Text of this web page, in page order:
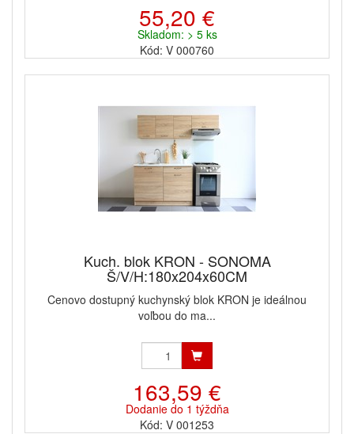
55,20 €
Skladom: > 5 ks
Kód: V 000760
Kuch. blok KRON - SONOMA
Š/V/H:180x204x60CM
Cenovo dostupný kuchynský blok KRON je ideálnou
voľbou do ma...
163,59 €
Dodanie do 1 týždňa
Kód: V 001253